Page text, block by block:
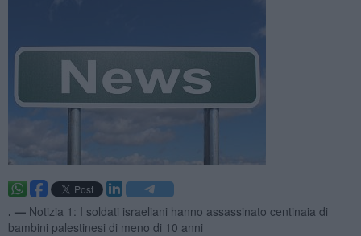
. — Notizia 1: I soldati israeliani hanno assassinato centinaia di
bambini palestinesi di meno di 10 anni